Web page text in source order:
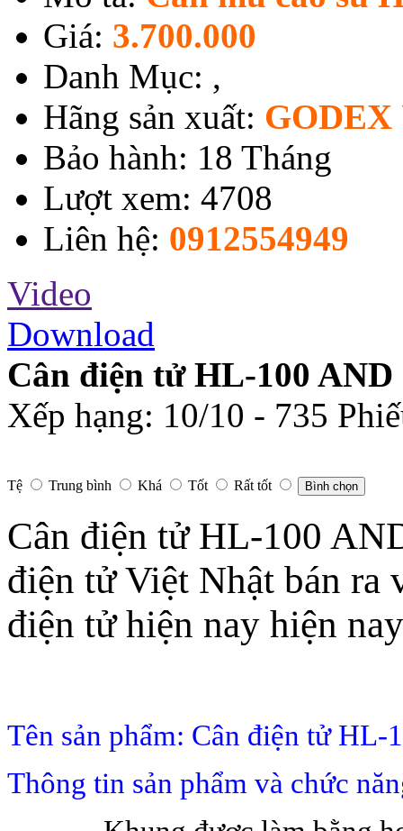
Giá: 3.700.000
Danh Mục: ,
Hãng sản xuất: GODEX
Bảo hành: 18 Tháng
Lượt xem: 4708
Liên hệ: 0912554949
Video
Download
Cân điện tử HL-100 AND
Xếp hạng: 10/10 - 735
Tệ Trung bình Khá Tốt Rất tốt Bình chọn
Cân điện tử HL-100
điện tử Việt Nhật bán ra
điện tử hiện nay hiện
Tên sản phẩm: Cân điện tử HL-
Thông tin sản phẩm và chức